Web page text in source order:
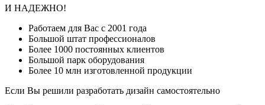
И НАДЕЖНО!
Работаем для Вас с 2001 года
Большой штат профессионалов
Более 1000 постоянных клиентов
Большой парк оборудования
Более 10 млн изготовленной продукции
Если Вы решили разработать дизайн самостоятельно